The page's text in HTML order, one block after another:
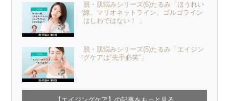
脱・肌悩みシリーズ(6)たるみ「ほうれい
線、マリオネットライン、ゴルゴライン
はしわではない！ 」
脱・肌悩みシリーズ(5)たるみ「エイジン
グケアは“先手必笑”」